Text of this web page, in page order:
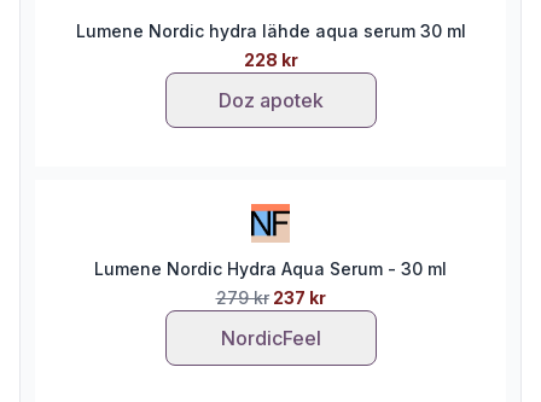
Lumene Nordic hydra lähde aqua serum 30 ml
228 kr
Doz apotek
Lumene Nordic Hydra Aqua Serum - 30 ml
279 kr 237 kr
NordicFeel